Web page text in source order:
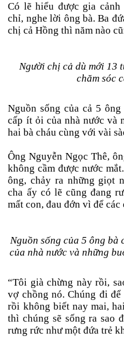
Có lẽ hiểu được gia cảnh
chỉ, nghe lời ông bà. Ba
chị cả Hồng thì năm nào
Người chị cả dù mới 13
chăm sóc
Nguồn sống của cả 5
cấp ít ỏi của nhà nước và
hai bà cháu cùng với vài
Ông Nguyễn Ngọc Thê,
không cầm được nước
ông, chảy ra những giọt
cha ấy có lẽ cũng đang
mất con, đau đớn vì để các
Nguồn sống của 5 ông
của nhà nước và những
“Tôi già chừng này rồi,
vợ chồng nó. Chúng đi
rồi không biết nay mai,
thì chúng sẽ sống ra sao
rưng rức như một đứa trẻ